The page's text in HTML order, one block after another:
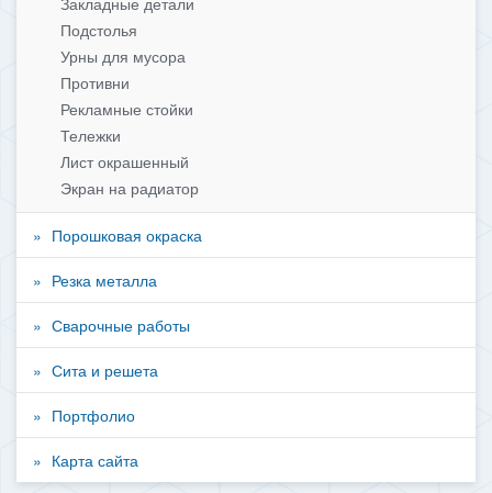
Подстолья
Урны для мусора
Противни
Рекламные стойки
Тележки
Лист окрашенный
Экран на радиатор
Порошковая окраска
Резка металла
Сварочные работы
Сита и решета
Портфолио
Карта сайта